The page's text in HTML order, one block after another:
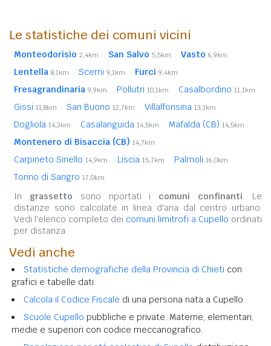
Le statistiche dei comuni vicini
Monteodorisio 2,4km San Salvo 5,5km Vasto 6,9km
Lentella 8,1km Scerni 9,1km Furci 9,4km
Fresagrandinaria 9,9km Pollutri 10,1km Casalbordino 11,1km
Gissi 11,8km San Buono 12,7km Villalfonsina 13,1km
Dogliola 14,3km Casalanguida 14,5km Mafalda (CB) 14,5km
Montenero di Bisaccia (CB) 14,7km
Carpineto Sinello 14,9km Liscia 15,7km Palmoli 16,0km
Torino di Sangro 17,0km
In grassetto sono riportati i comuni confinanti. Le
distanze sono calcolate in linea d'aria dal centro urbano.
Vedi l'elenco completo dei comuni limitrofi a Cupello ordinati
per distanza.
Vedi anche
Statistiche demografiche della Provincia di Chieti con
grafici e tabelle dati.
Calcola il Codice Fiscale di una persona nata a Cupello.
Scuole Cupello pubbliche e private. Materne, elementari,
medie e superiori con codice meccanografico.